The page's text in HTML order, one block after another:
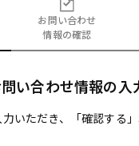
お問い合わせ
情報の確認
い合わせ情報の入
いただき、「確認する